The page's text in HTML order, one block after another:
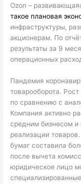
Ozon –
такое плановая
инфраструктуры,
акционерам. По
результаты за 9
операционных
Пандемия
товарооборота.
по сравнению с
Компания активно
средним бизнесом и
реализации
бумаг составила
после вычета
юридическое лицо